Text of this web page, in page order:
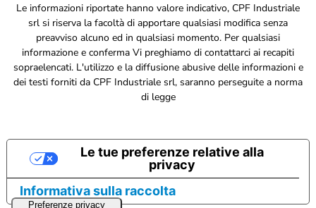
Le informazioni riportate hanno valore indicativo, CPF Industriale
srl si riserva la facoltà di apportare qualsiasi modifica senza
preavviso alcuno ed in qualsiasi momento. Per qualsiasi
informazione e conferma Vi preghiamo di contattarci ai recapiti
sopraelencati. L'utilizzo e la diffusione abusive delle informazioni e
dei testi forniti da CPF Industriale srl, saranno perseguite a norma
di legge
Informativa sulla raccolta
Le tue preferenze relative alla
privacy